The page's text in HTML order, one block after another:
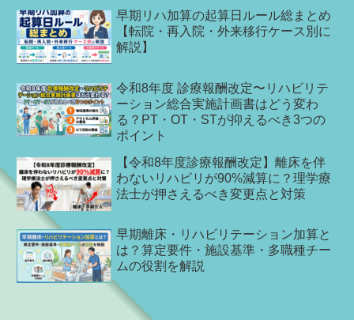
早期リハ加算の起算日ルール総まとめ
【転院・再入院・外来移行ケース別に
解説】
令和8年度 診療報酬改定〜リハビリテ
ーション総合実施計画書はどう変わ
る？PT・OT・STが抑えるべき3つの
ポイント
【令和8年度診療報酬改定】離床を伴
わないリハビリが90%減算に？理学療
法士が押さえるべき変更点と対策
早期離床・リハビリテーション加算と
は？算定要件・施設基準・多職種チー
ムの役割を解説